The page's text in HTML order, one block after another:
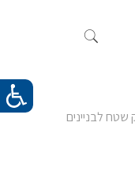
שטח לבניינים